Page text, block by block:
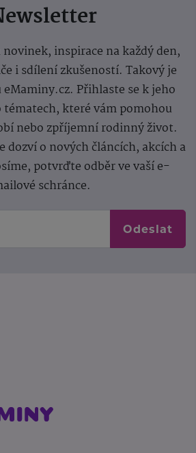
inspirace na každý den,
i sdílení zkušeností. Takový je
Přihlaste se k jeho
tématech, které vám pomohou
nebo zpříjemní rodinný život.
dozví o nových článcích, akcích a
potvrďte odběr ve vaší e-
schránce.
Odeslat